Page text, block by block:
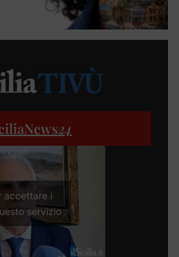
24
accettare i
servizio